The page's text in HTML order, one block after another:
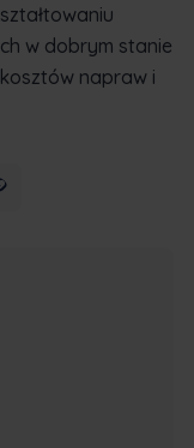
w dobrym stanie
napraw i